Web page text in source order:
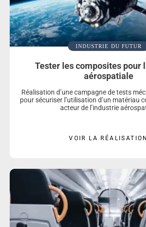
INDUSTRIE DU FUTUR
Tester les composites pour
aérospatiale
Réalisation d’une campagne de tests
pour sécuriser l’utilisation d’un matériau
acteur de l’industrie
VOIR LA RÉALISATION